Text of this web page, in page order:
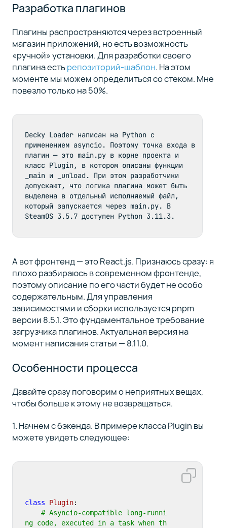
Разработка плагинов
Плагины распространяются через встроенный
магазин приложений, но есть возможность
«ручной» установки. Для разработки своего
плагина естьрепозиторий-шаблон. На этом
моменте мы можем определиться со стеком. Мне
повезло только на 50%.
Decky Loader написан на Python с
применением asyncio. Поэтому точка входа в
плагин — это main.py в корне проекта и
класс Plugin, в котором описаны функции
_main и _unload. При этом разработчики
допускают, что логика плагина может быть
выделена в отдельный исполняемый файл,
который запускается через main.py. В
SteamOS 3.5.7 доступен Python 3.11.3.
А вот фронтенд — это React.js. Признаюсь сразу: я
плохо разбираюсь в современном фронтенде,
поэтому описание по его части будет не особо
содержательным. Для управления
зависимостями и сборки используется pnpm
версии 8.5.1. Это фундаментальное требование
загрузчика плагинов. Актуальная версия на
момент написания статьи — 8.11.0.
Особенности процесса
Давайте сразу поговорим о неприятных вещах,
чтобы больше к этому не возвращаться.
1. Начнем с бэкенда. В примере класса Plugin вы
можете увидеть следующее:
class Plugin:
# Asyncio-compatible long-runni
ng code, executed in a task when th